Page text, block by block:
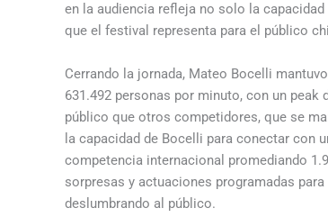
en la audiencia refleja no solo la
que el festival representa para el público
Cerrando la jornada, Mateo Bocelli
631.492 personas por minuto, con un peak
público que otros competidores, que se
la capacidad de Bocelli para conectar con
competencia internacional promediando
sorpresas y actuaciones programadas
deslumbrando al público.